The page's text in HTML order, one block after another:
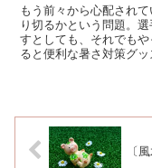
もう前々から心配され
り切るかという問題。
すとしても、それでも
ると便利な暑さ対策グッ
〔